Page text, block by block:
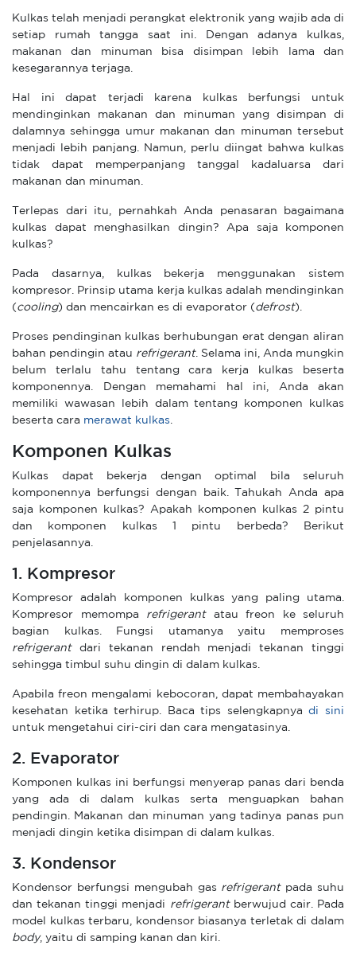
Kulkas telah menjadi perangkat elektronik yang wajib ada di
setiap rumah tangga saat ini. Dengan adanya kulkas,
makanan dan minuman bisa disimpan lebih lama dan
kesegarannya terjaga.
Hal ini dapat terjadi karena kulkas berfungsi untuk
mendinginkan makanan dan minuman yang disimpan di
dalamnya sehingga umur makanan dan minuman tersebut
menjadi lebih panjang. Namun, perlu diingat bahwa kulkas
tidak dapat memperpanjang tanggal kadaluarsa dari
makanan dan minuman.
Terlepas dari itu, pernahkah Anda penasaran bagaimana
kulkas dapat menghasilkan dingin? Apa saja komponen
kulkas?
Pada dasarnya, kulkas bekerja menggunakan sistem
kompresor. Prinsip utama kerja kulkas adalah mendinginkan
(cooling) dan mencairkan es di evaporator (defrost).
Proses pendinginan kulkas berhubungan erat dengan aliran
bahan pendingin atau refrigerant. Selama ini, Anda mungkin
belum terlalu tahu tentang cara kerja kulkas beserta
komponennya. Dengan memahami hal ini, Anda akan
memiliki wawasan lebih dalam tentang komponen kulkas
beserta cara merawat kulkas
Komponen Kulkas
Kulkas dapat bekerja dengan optimal bila seluruh
komponennya berfungsi dengan baik. Tahukah Anda apa
saja komponen kulkas? Apakah komponen kulkas 2 pintu
dan komponen kulkas 1 pintu berbeda? Berikut
penjelasannya.
1. Kompresor
Kompresor adalah komponen kulkas yang paling utama.
Kompresor memompa refrigerant atau freon ke seluruh
bagian kulkas. Fungsi utamanya yaitu memproses
refrigerant dari tekanan rendah menjadi tekanan tinggi
sehingga timbul suhu dingin di dalam kulkas.
Apabila freon mengalami kebocoran, dapat membahayakan
kesehatan ketika terhirup. Baca tips selengkapnyadi sini
untuk mengetahui ciri-ciri dan cara mengatasinya.
2. Evaporator
Komponen kulkas ini berfungsi menyerap panas dari benda
yang ada di dalam kulkas serta menguapkan bahan
pendingin. Makanan dan minuman yang tadinya panas pun
menjadi dingin ketika disimpan di dalam kulkas.
3. Kondensor
Kondensor berfungsi mengubah gas refrigerant pada suhu
dan tekanan tinggi menjadi
refrigerantberwujud cair. Pada
model kulkas terbaru, kondensor biasanya terletak di dalam
body, yaitu di samping kanan dan kiri.